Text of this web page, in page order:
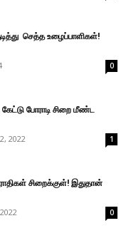
செத்த உழைப்பாளிகள்!
0
போராடி சிறை மீண்ட
2022 1
சிறைக்குள்! இதுதான்
0